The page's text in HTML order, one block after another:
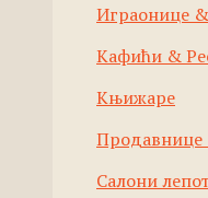
Играонице
Кафићи &
Књижаре
Продавнице
Салони